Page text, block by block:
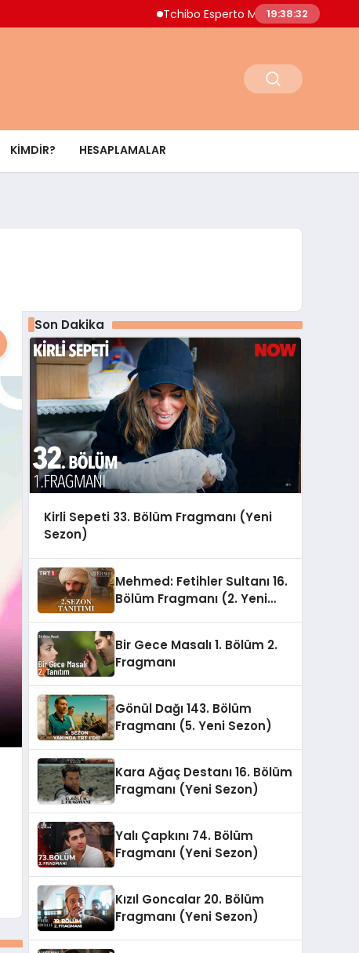
Tchibo Esperto Mini Kahve Makinesinde
19:38:32
KIMDIR? HESAPLAMALAR
Son Dakika
Kirli Sepeti 33. Bölüm Fragmanı (Yeni
Sezon)
Mehmed: Fetihler Sultanı 16.
Bölüm Fragmanı (2. Yeni
Bir Gece Masalı 1. Bölüm 2.
Fragmanı
Gönül Dağı 143. Bölüm
Fragmanı (5. Yeni Sezon)
Kara Ağaç Destanı 16. Bölüm
Fragmanı (Yeni Sezon)
Yalı Çapkını 74. Bölüm
Fragmanı (Yeni Sezon)
Kızıl Goncalar 20. Bölüm
Fragmanı (Yeni Sezon)